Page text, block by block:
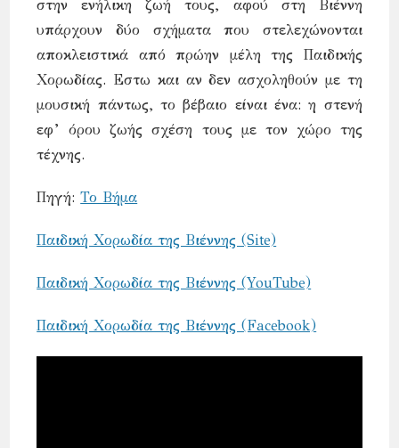
στην ενήλικη ζωή τους, αφού στη Βιέννη
υπάρχουν δύο σχήματα που στελεχώνονται
αποκλειστικά από πρώην μέλη της Παιδικής
Χορωδίας. Εστω και αν δεν ασχοληθούν με τη
μουσική πάντως, το βέβαιο είναι ένα: η στενή
εφ’ όρου ζωής σχέση τους με τον χώρο της
τέχνης.
Πηγή:Το Βήμα
Παιδική Χορωδία της Βιέννης (Site)
Παιδική Χορωδία της Βιέννης (YouTube)
Παιδική Χορωδία της Βιέννης (Facebook)